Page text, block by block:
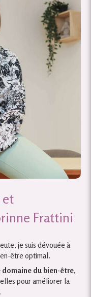
et
Frattini
je suis dévouée à
être optimal.
domaine du bien-être,
pour améliorer la